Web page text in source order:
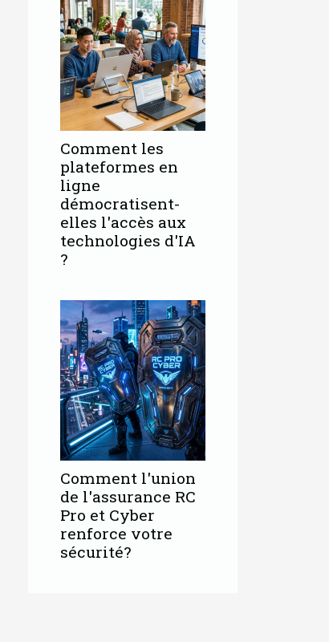
Comment les
plateformes en
ligne
démocratisent-
elles l'accès aux
technologies d'IA
?
Comment l'union
de l'assurance RC
Pro et Cyber
renforce votre
sécurité?